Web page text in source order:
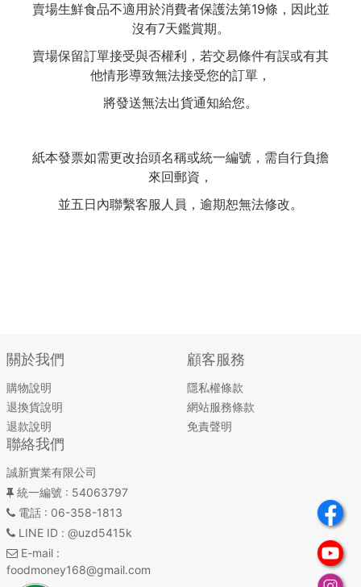
賣場生鮮食品不適用於消費者保護法第19條，因此並
沒有7天鑑賞期。
賣場保留訂單接受與否權利，若交易條件有誤或有其
他情形導致無法接受您的訂單，
將發送無法出貨通知給您。
紙本發票如需更改抬頭名稱或統一編號，需自行負擔
來回郵資，
並五日內聯繫客服人員，逾期恕無法修改。
關於我們
購物說明
退換貨說明
退款說明
顧客服務
隱私權條款
網站服務條款
免責聲明
聯絡我們
誠新實業有限公司
統一編號 : 54063797
電話: 06-358-1813
LINE ID : @uzd5415k
E-mail:
foodmoney168@gmail.com